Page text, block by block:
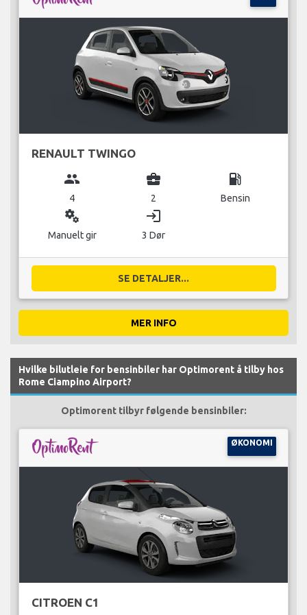
RENAULT TWINGO
group
4
business_center
2
local_gas_station
Bensin
miscellaneous_services
Manuelt gir
login
3 Dør
SE DETALJER...
MER INFO
Hvilke bilutleie for bensinbiler har Optimorent å tilby hos
Rome Ciampino Airport?
Optimorent tilbyr følgende bensinbiler:
ØKONOMI
CITROEN C1